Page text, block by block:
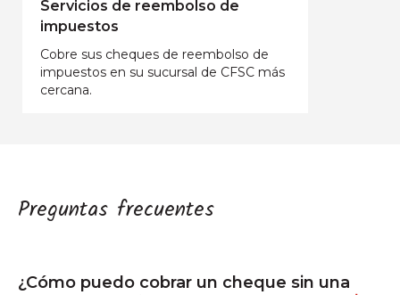
Servicios de reembolso de
impuestos
Cobre sus cheques de reembolso de
impuestos en su sucursal de CFSC más
cercana.
Preguntas frecuentes
¿Cómo puedo cobrar un cheque sin una